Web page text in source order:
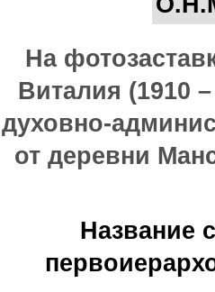
На
Виталия (1910
духовно-
от деревни
Название